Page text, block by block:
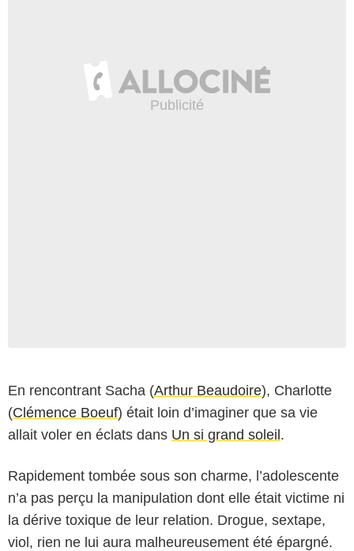
En rencontrant Sacha (Arthur Beaudoire), Charlotte
(Clémence Boeuf) était loin d’imaginer que sa vie
allait voler en éclats dans Un si grand soleil.
Rapidement tombée sous son charme, l’adolescente
n’a pas perçu la manipulation dont elle était victime ni
la dérive toxique de leur relation. Drogue, sextape,
viol, rien ne lui aura malheureusement été épargné.